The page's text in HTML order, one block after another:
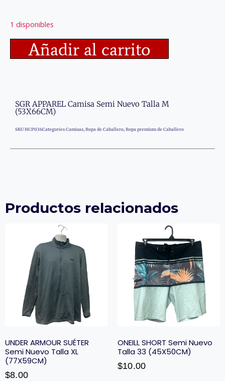
1 disponibles
Añadir al carrito
SGR APPAREL Camisa Semi Nuevo Talla M
(53X66CM)
SKU HCP036Categories Camisas, Ropa de Caballero, Ropa premium de Caballero
Productos relacionados
UNDER ARMOUR SUÉTER
Semi Nuevo Talla XL
(77X59CM)
$8.00
ONEILL SHORT Semi Nuevo
Talla 33 (45X50CM)
$10.00